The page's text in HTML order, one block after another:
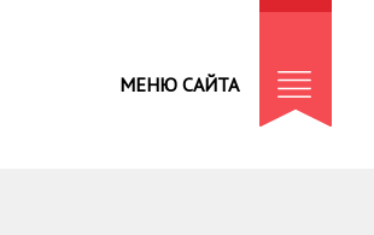
МЕНЮ САЙТА